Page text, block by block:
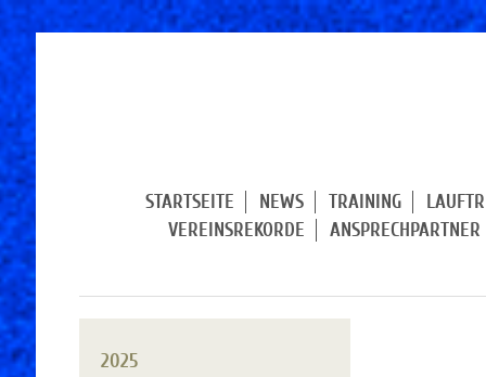
STARTSEITE NEWS TRAINING
VEREINSREKORDE
ANSPRECHPARTNER
2025